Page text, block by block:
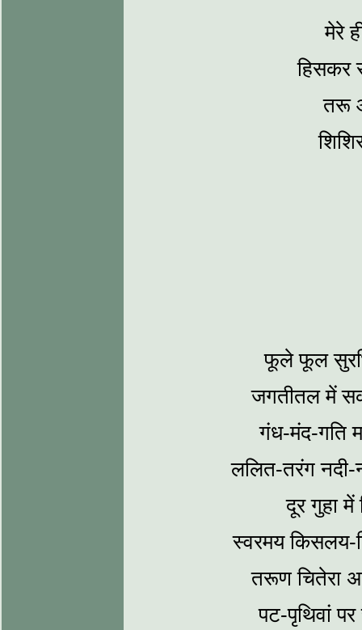
मेरे
हिसकर
तरू
फूले फूल
जगतीतल में
गंध-मंद-गति
ललित-तरंग
दूर गुहा में
स्‍वरमय
तरूण चितेरा
पट-पृथिवां